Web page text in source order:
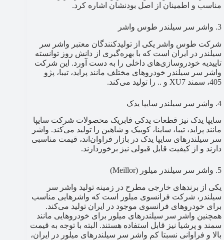
مناسب و اطمینان از اصل بودنشان اشاره کرد.
3. واشر سر سیلندر طوس واشر
شرکت طوس واشر یکی از تولیدکنندگان معتبر واشر سر
سیلندر در ایران است که با بهره‌گیری از دانش روز توانسته
تاییدیه خودروسازی‌های داخلی را به دست آورد. این شرکت
واشر سر سیلندر خودروهای مختلف مانند پراید، تیبا، پژو
405، سمند XU7 و .. را تولید می‌کند.
4. واشر سر سیلندر سایپا یدک
سایپا یدک نیز قطعات یدکی فابریک محصولات شرکت سایپا
مانند پراید، تیبا، ساینا، کوییک و شاهین را تولید می‌کند. واشر
سر سیلندرهای سایپا یدک در بازار فراوان‌اند، قیمت مناسبی
دارند و از کیفیت قابل قبولی نیز برخوردارند.
5. واشر سر سیلندر میلور (Meillor)
یکی از برندهای خارجی مطرح در زمینه تولید واشر سر
سیلندر، شرکت فرانسوی میلور است که واشرهایی مناسب
برای خودروهای فرانسوی موجود در ایران تولید می‌کند.
همچنین واشر سر سیلندرهای میلور برای خودروهایی مانند
سمند و پرشیا نیز قابل استفاده هستند. البته با توجه به قیمت
بالا و فراوانی نسبتا کم واشر سر سیلندرهای میلور در ایران،